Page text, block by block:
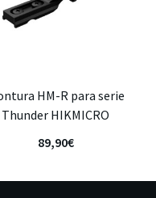
HM-R para serie
Thunder HIKMICRO
89,90€